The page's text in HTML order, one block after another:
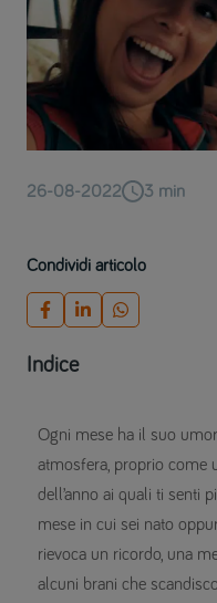
26-08-2022 3 min
Condividi articolo
Indice
Ogni mese ha il suo
atmosfera, proprio come
dell’anno ai quali ti senti
mese in cui sei nato
rievoca un ricordo, una
alcuni brani che